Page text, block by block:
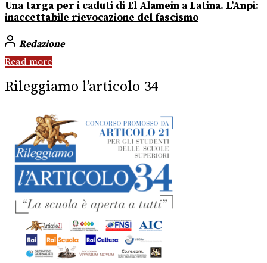
Una targa per i caduti di El Alamein a Latina. L’Anpi:
inaccettabile rievocazione del fascismo
Redazione
Read more
Rileggiamo l’articolo 34